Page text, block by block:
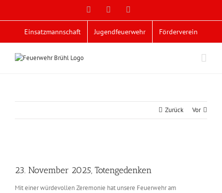
Facebook
Einsatzmannschaft Jugendfeuerwehr Förderverein
Zurück Vor
Bild
23. November 2025, Totengedenken
Mit einer würdevollen Zeremonie hat unsere Feuerwehr am